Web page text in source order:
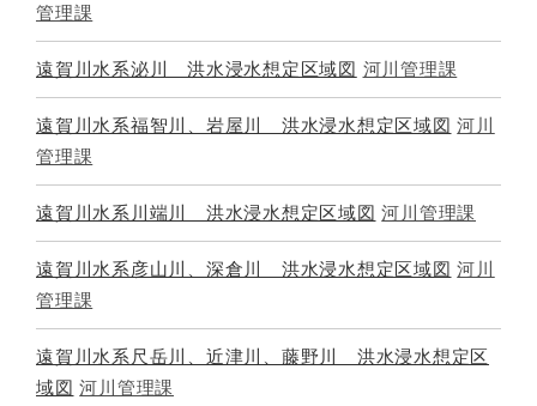
管理課
遠賀川水系泌川 洪水浸水想定区域図 河川管理課
遠賀川水系福智川、岩屋川 洪水浸水想定区域図 河川
管理課
遠賀川水系川端川 洪水浸水想定区域図 河川管理課
遠賀川水系彦山川、深倉川 洪水浸水想定区域図 河川
管理課
遠賀川水系尺岳川、近津川、藤野川 洪水浸水想定区
域図 河川管理課